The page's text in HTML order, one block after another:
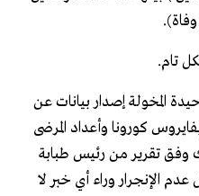
المخولة إصدار بيانات عن
كورونا وأعداد المرضى
وفق تقرير من رئيس طبابة
الإنجرار وراء أي خبر لا